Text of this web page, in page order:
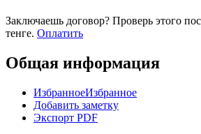
Заключаешь договор? Проверь этого
тенге. Оплатить
Общая информация
ИзбранноеИзбранное
Добавить заметку
Экспорт PDF